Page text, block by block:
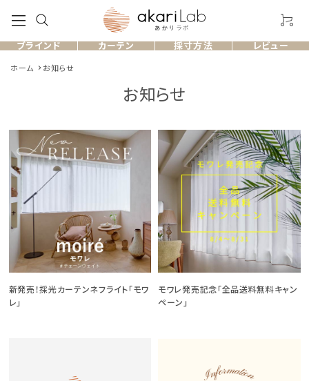
ブラインド カーテン 採寸方法 レビュー
お客様のレビュー
よくある質問
採寸方法
ショッピングガイド
お問い合わせ
ホーム お知らせ
お知らせ
新発売！採光カーテンネフライト「モワ
レ」
モワレ発売記念「全品送料無料キャン
ペーン」